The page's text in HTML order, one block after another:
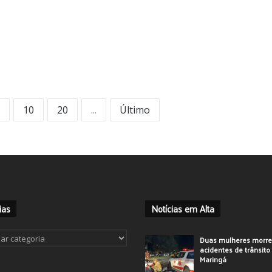
10 20 ... Último
Notícias em Alta
Duas mulheres
acidentes de
Maringá